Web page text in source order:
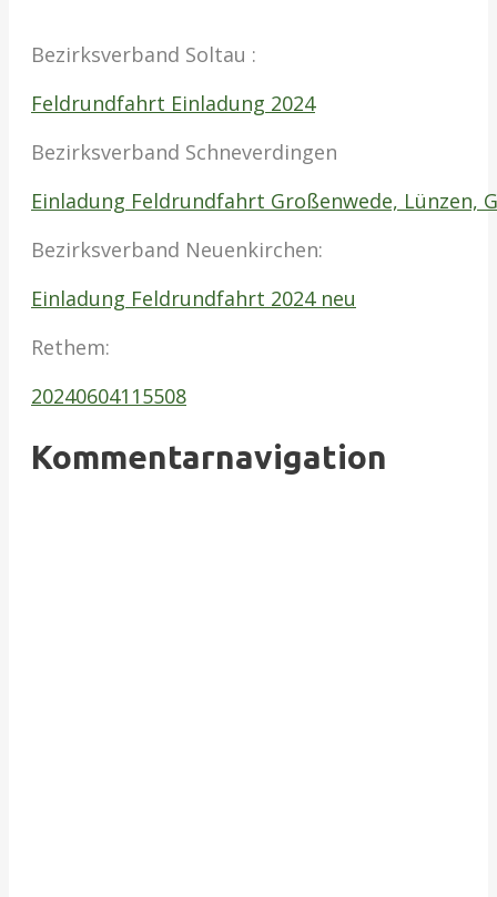
Bezirksverband Soltau :
Feldrundfahrt Einladung 2024
Bezirksverband Schneverdingen
Einladung Feldrundfahrt Großenwede, Lünzen,
Bezirksverband Neuenkirchen:
Einladung Feldrundfahrt 2024 neu
Rethem:
20240604115508
Kommentarnavigation